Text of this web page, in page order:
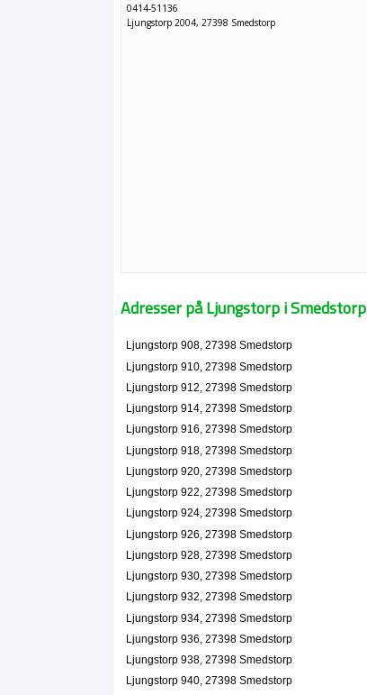
0414-51136
Ljungstorp 2004, 27398 Smedstorp
Adresser på Ljungstorp i Smedstorp
Ljungstorp 908, 27398 Smedstorp
Ljungstorp 910, 27398 Smedstorp
Ljungstorp 912, 27398 Smedstorp
Ljungstorp 914, 27398 Smedstorp
Ljungstorp 916, 27398 Smedstorp
Ljungstorp 918, 27398 Smedstorp
Ljungstorp 920, 27398 Smedstorp
Ljungstorp 922, 27398 Smedstorp
Ljungstorp 924, 27398 Smedstorp
Ljungstorp 926, 27398 Smedstorp
Ljungstorp 928, 27398 Smedstorp
Ljungstorp 930, 27398 Smedstorp
Ljungstorp 932, 27398 Smedstorp
Ljungstorp 934, 27398 Smedstorp
Ljungstorp 936, 27398 Smedstorp
Ljungstorp 938, 27398 Smedstorp
Ljungstorp 940, 27398 Smedstorp